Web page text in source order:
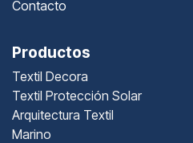
Contacto
Productos
Textil Decora
Textil Protección Solar
Arquitectura Textil
Marino